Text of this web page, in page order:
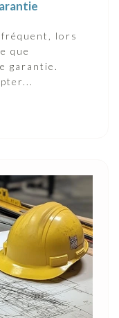
fréquent, lors
que
garantie.